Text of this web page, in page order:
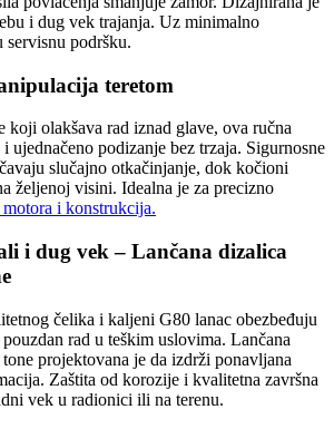
i dug vek trajanja. Uz minimalno
servisnu podršku.
teretom
koji olakšava rad iznad glave, ova ručna
ujednačeno podizanje bez trzaja. Sigurnosne
slučajno otkačinjanje, dok kočioni
željenoj visini. Idealna je za precizno
i konstrukcija.
i dug vek – Lančana dizalica
čelika i kaljeni G80 lanac obezbeđuju
rad u teškim uslovima. Lančana
projektovana je da izdrži ponavljana
Zaštita od korozije i kvalitetna završna
vek u radionici ili na terenu.